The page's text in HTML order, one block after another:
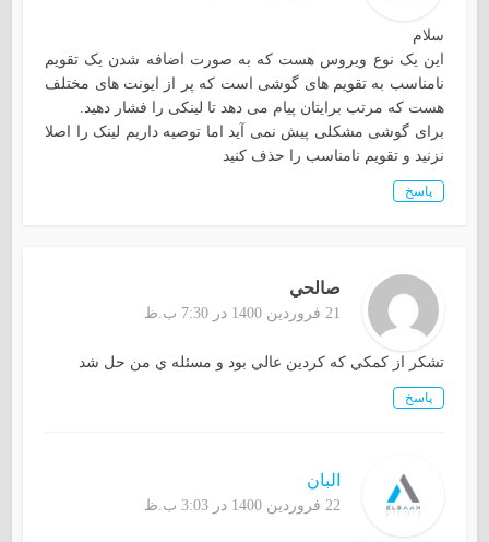
سلام
این یک نوع ویروس هست که به صورت اضافه شدن یک تقویم
نامناسب به تقویم های گوشی است که پر از ایونت های مختلف
هست که مرتب برایتان پیام می دهد تا لینکی را فشار دهید.
برای گوشی مشکلی پیش نمی آید اما توصیه داریم لینک را اصلا
نزنید و تقویم نامناسب را حذف کنید
پاسخ
صالحي
21 فروردین 1400 در 7:30 ب.ظ
تشكر از كمكي كه كردين عالي بود و مسئله ي من حل شد
پاسخ
البان
22 فروردین 1400 در 3:03 ب.ظ